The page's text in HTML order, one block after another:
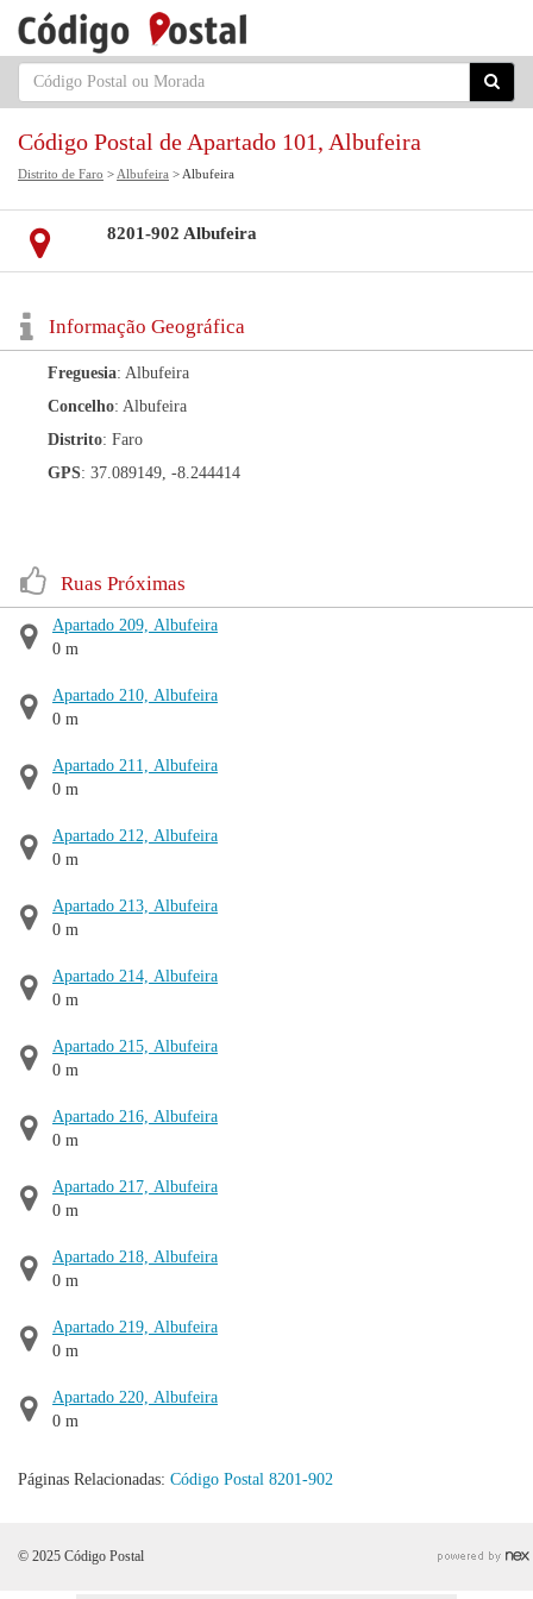
Código Postal de Apartado 101, Albufeira
Distrito de Faro > Albufeira > Albufeira
8201-902 Albufeira
Informação Geográfica
Freguesia: Albufeira
Concelho: Albufeira
Distrito: Faro
GPS: 37.089149, -8.244414
Ruas Próximas
Apartado 209, Albufeira
0 m
Apartado 210, Albufeira
0 m
Apartado 211, Albufeira
0 m
Apartado 212, Albufeira
0 m
Apartado 213, Albufeira
0 m
Apartado 214, Albufeira
0 m
Apartado 215, Albufeira
0 m
Apartado 216, Albufeira
0 m
Apartado 217, Albufeira
0 m
Apartado 218, Albufeira
0 m
Apartado 219, Albufeira
0 m
Apartado 220, Albufeira
0 m
Páginas Relacionadas: Código Postal 8201-902
© 2025 Código Postal